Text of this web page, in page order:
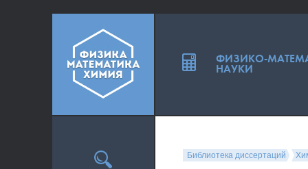
Библиотека диссертаций
ФИЗИКО-
НАУКИ